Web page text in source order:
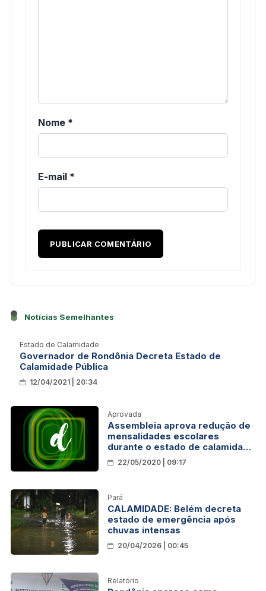
Nome *
E-mail *
Notícias Semelhantes
Estado de Calamidade
Governador de Rondônia Decreta Estado de
Calamidade Pública
12/04/2021 | 20:34
Aprovada
Assembleia aprova redução de
mensalidades escolares
durante o estado de calamidade
pública
22/05/2020 | 09:17
Pará
CALAMIDADE: Belém decreta
estado de emergência após
chuvas intensas
20/04/2026 | 00:45
Relatório